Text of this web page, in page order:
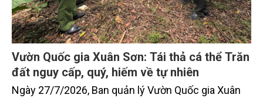
Vườn Quốc gia Xuân Sơn: Tái thả cá thể Trăn
đất nguy cấp, quý, hiếm về tự nhiên
Ngày 27/7/2026, Ban quản lý Vườn Quốc gia Xuân